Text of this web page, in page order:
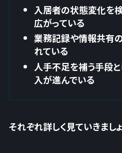
入居者の状態変化を
広がっている
業務記録や情報共有
れている
人手不足を補う手段
入が進んでいる
それぞれ詳しく見ていきましょ